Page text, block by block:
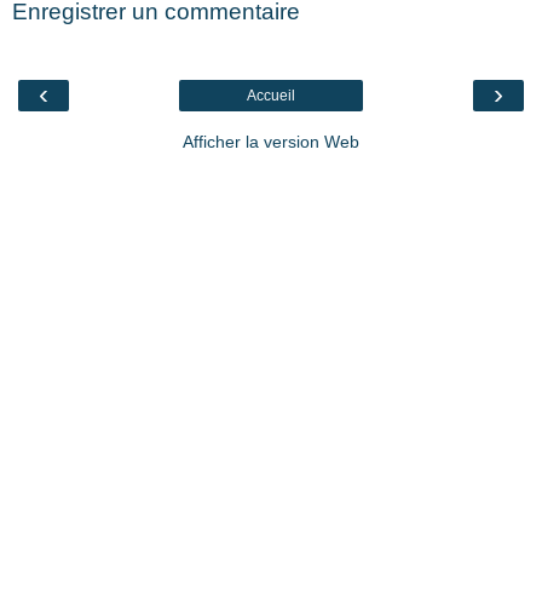
Enregistrer un commentaire
‹ ›
Accueil
Afficher la version Web